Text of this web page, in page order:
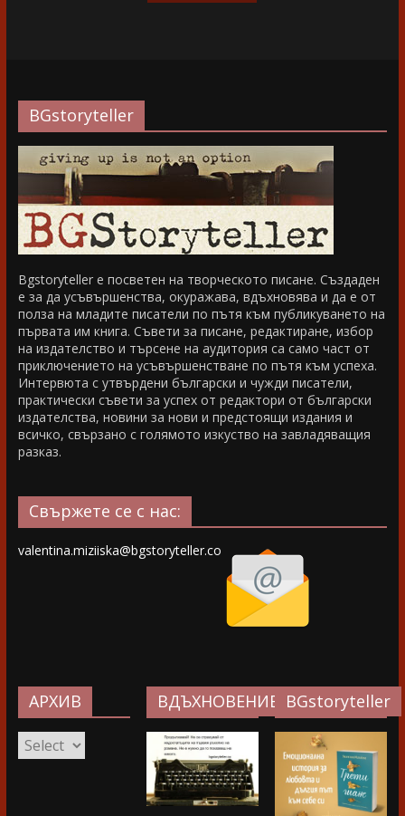
BGstoryteller
Bgstoryteller е посветен на творческото писане. Създаден
е за да усъвършенства, окуражава, вдъхновява и да е от
полза на младите писатели по пътя към публикуването на
първата им книга. Съвети за писане, редактиране, избор
на издателство и търсене на аудитория са само част от
приключението на усъвършенстване по пътя към успеха.
Интервюта с утвърдени български и чужди писатели,
практически съвети за успех от редактори от български
издателства, новини за нови и предстоящи издания и
всичко, свързано с голямото изкуство на завладяващия
разказ.
Свържете се с нас:
valentina.miziiska@bgstoryteller.co
АРХИВ
АРХИВ
ВДЪХНОВЕНИЕ…BGstoryteller